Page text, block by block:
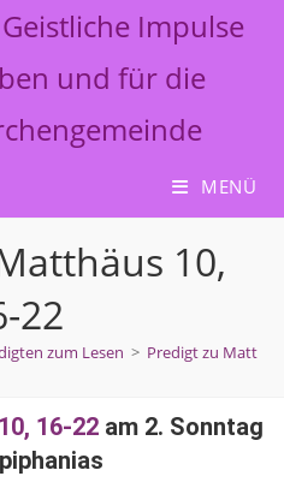
Impulse
und für die
MENÜ
10,
22
zum Lesen > Predigt zu
16-22 am 2. Sonntag